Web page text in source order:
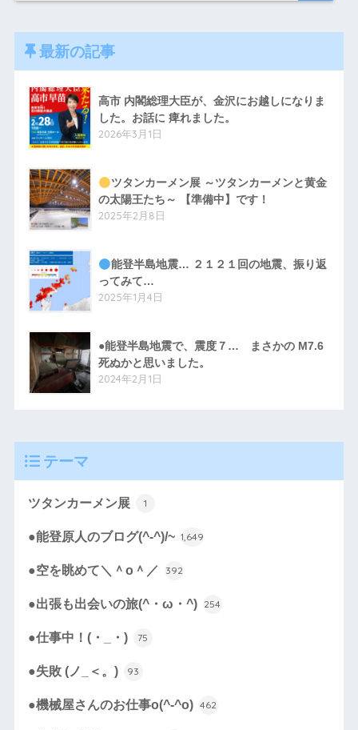
最新の記事
高市 内閣総理大臣が、金沢にお越しになりま
した。お話に 痺れました。
2026年3月1日
ツタンカーメン展 ～ツタンカーメンと黄金
の太陽王たち～ 【準備中】です！
2025年2月8日
能登半島地震… ２１２１回の地震、振り返
ってみて…
2025年1月4日
●能登半島地震で、震度７… まさかの M7.6
死ぬかと思いました。
2024年2月1日
テーマ
ツタンカーメン展 1
●能登原人のブログ(^-^)/~ 1,649
●空を眺めて＼＾o＾／ 392
●出張も出会いの旅(^・ω・^) 254
●仕事中！(・_・) 75
●失敗 (ノ_＜。) 93
●機械屋さんのお仕事o(^-^o) 462